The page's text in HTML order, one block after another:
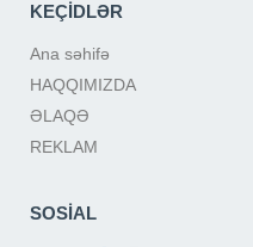
KEÇİDLƏR
Ana səhifə
HAQQIMIZDA
ƏLAQƏ
REKLAM
SOSİAL